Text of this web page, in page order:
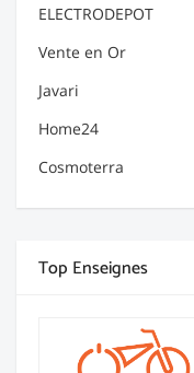
ELECTRODEPOT
Vente en Or
Javari
Home24
Cosmoterra
Top Enseignes